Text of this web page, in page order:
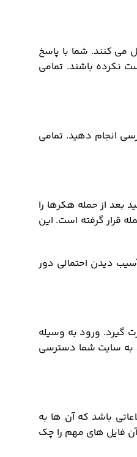
می کنند. شما با پاسخ
نکرده باشند. تمامی
انجام دهید. تمامی
بعد از حمله هکرها را
قرار گرفته است. این
دیدن احتمالی دور
گیرد. ورود به وسیله
به سایت شما دسترسی
باشد که آن ها به
آن فایل های مهم را چک